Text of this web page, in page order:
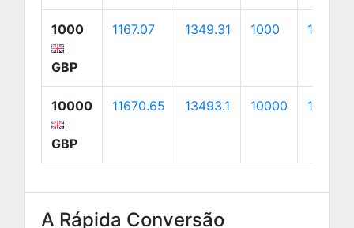
1000
GBP
1167.07 1349.31 1000 1882.17
10000
GBP
11670.65 13493.1 10000
A Rápida Conversão